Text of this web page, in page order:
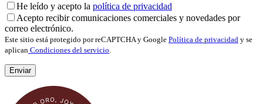
He leído y acepto la política de privacidad
Acepto recibir comunicaciones comerciales y novedades por
correo electrónico.
Este sitio está protegido por reCAPTCHA y Google Política de privacidad y se
aplican Condiciones del servicio